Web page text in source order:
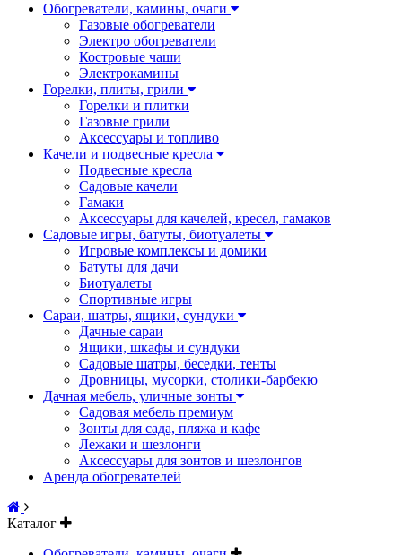
Обогреватели, камины, очаги
Газовые обогреватели
Электро обогреватели
Костровые чаши
Электрокамины
Горелки, плиты, грили
Горелки и плитки
Газовые грили
Аксессуары и топливо
Качели и подвесные кресла
Подвесные кресла
Садовые качели
Гамаки
Аксессуары для качелей, кресел, гамаков
Садовые игры, батуты, биотуалеты
Игровые комплексы и домики
Батуты для дачи
Биотуалеты
Спортивные игры
Сараи, шатры, ящики, сундуки
Дачные сараи
Ящики, шкафы и сундуки
Садовые шатры, беседки, тенты
Дровницы, мусорки, столики-барбекю
Дачная мебель, уличные зонты
Садовая мебель премиум
Зонты для сада, пляжа и кафе
Лежаки и шезлонги
Аксессуары для зонтов и шезлонгов
Аренда обогревателей
Каталог